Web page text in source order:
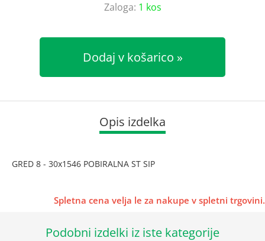
Zaloga: 1 kos
Dodaj v košarico
Opis izdelka
GRED 8 - 30x1546 POBIRALNA ST SIP
Spletna cena velja le za nakupe v spletni trgovini.
Podobni izdelki iz iste kategorije